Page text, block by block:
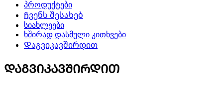
პროდუქტები
Ჩვენს შესახებ
სიახლეები
ხშირად დასმული კითხვები
Დაგვიკავშირდით
ᲓᲐᲒᲕᲘᲙᲐᲕᲨᲘᲠᲓᲘᲗ